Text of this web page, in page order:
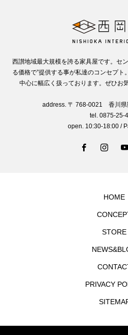
西讃地域最大規模を誇る家具屋です。セ
る価格で”提供する事が私達のコンセプ
中心に幅広く扱っております。ぜひお
address. 〒 768-0021 香川県
tel. 0875-25-
open. 10:30-18:00 /
HOME
STORE
PRIVACY